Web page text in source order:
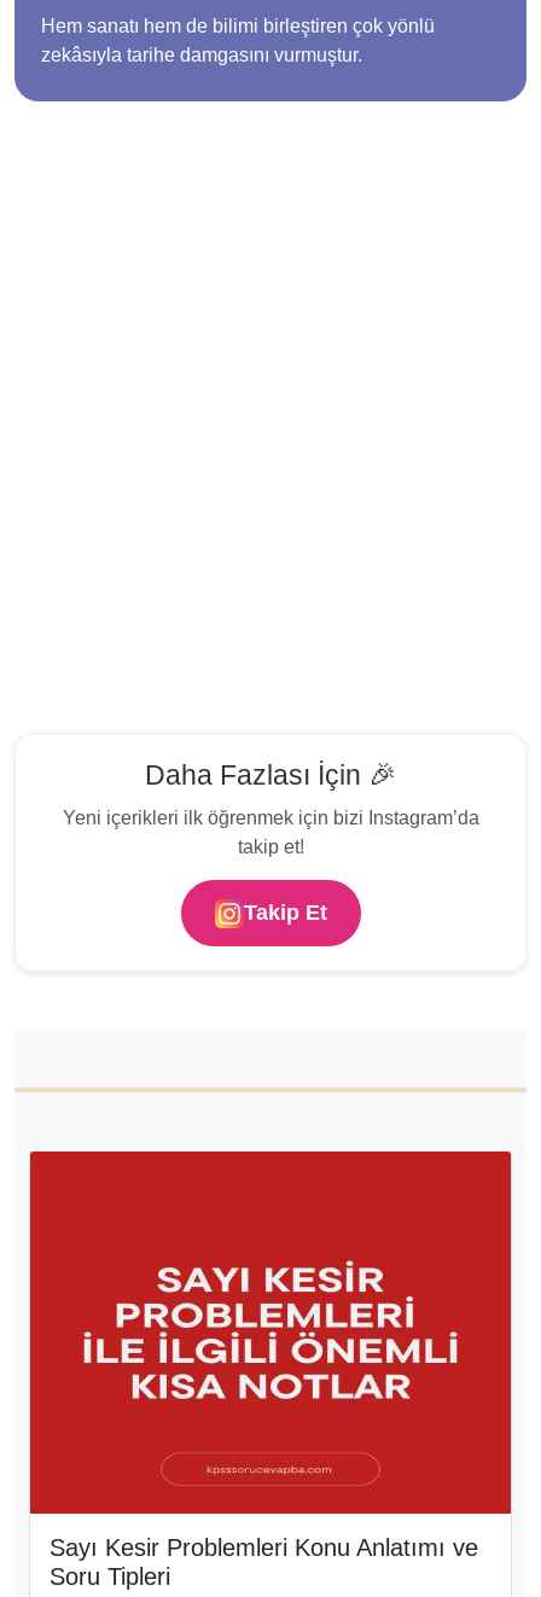
Hem sanatı hem de bilimi birleştiren çok yönlü
zekâsıyla tarihe damgasını vurmuştur.
Daha Fazlası İçin 🎉
Yeni içerikleri ilk öğrenmek için bizi Instagram’da
takip et!
Takip Et
Sayı Kesir Problemleri Konu Anlatımı ve
Soru Tipleri